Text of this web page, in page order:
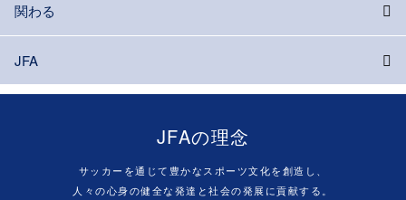
関わる
JFA
JFAの理念
サッカーを通じて豊かなスポーツ文化を創造し、
人々の心身の健全な発達と社会の発展に貢献する。